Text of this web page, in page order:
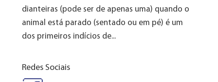
dianteiras (pode ser de apenas uma) quando o
animal está parado (sentado ou em pé) é um
dos primeiros indícios de...
Redes Sociais